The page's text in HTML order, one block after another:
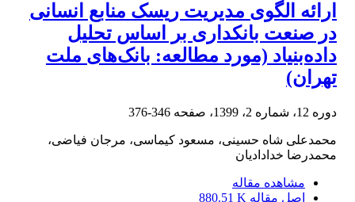
ارائه الگوی مدیریت ریسک منابع انسانی
در صنعت بانکداری بر اساس تحلیل
داده‌بنیاد (مورد‌ مطا‌لعه: بانک‌های ملت
تهران)
دوره 12، شماره 2، 1399، صفحه 346-376
محمدعلی شاه حسینی، مسعود کیماسی، مرجان فیاضی،
محمدرضا خدادادیان
مشاهده مقاله
اصل مقاله 880.51 K